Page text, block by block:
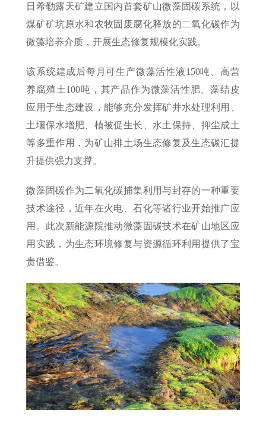
日希勒露天矿建立国内首套矿山微藻固碳系统，以
煤矿矿坑原水和农牧固废腐化释放的二氧化碳作为
微藻培养介质，开展生态修复规模化实践。
该系统建成后每月可生产微藻活性液150吨、高营
养腐殖土100吨，其产品作为微藻活性肥、藻结皮
应用于生态建设，能够充分发挥矿井水处理利用、
土壤保水增肥、植被促生长、水土保持、抑尘成土
等多重作用，为矿山排土场生态修复及生态碳汇提
升提供强力支撑。
微藻固碳作为二氧化碳捕集利用与封存的一种重要
技术途径，近年在火电、石化等诸行业开始推广应
用。此次新能源院推动微藻固碳技术在矿山地区应
用实践，为生态环境修复与资源循环利用提供了宝
贵借鉴。